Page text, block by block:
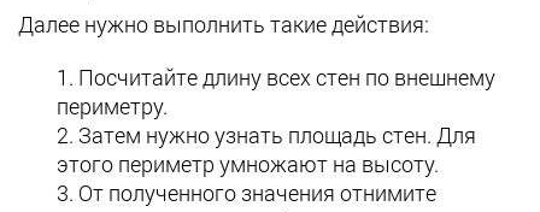
Далее нужно выполнить такие действия:
Посчитайте длину всех стен по внешнему
периметру.
Затем нужно узнать площадь стен. Для
этого периметр умножают на высоту.
От полученного значения отнимите